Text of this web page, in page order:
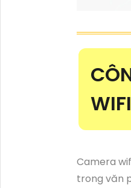
WIFI
Camera
trong văn